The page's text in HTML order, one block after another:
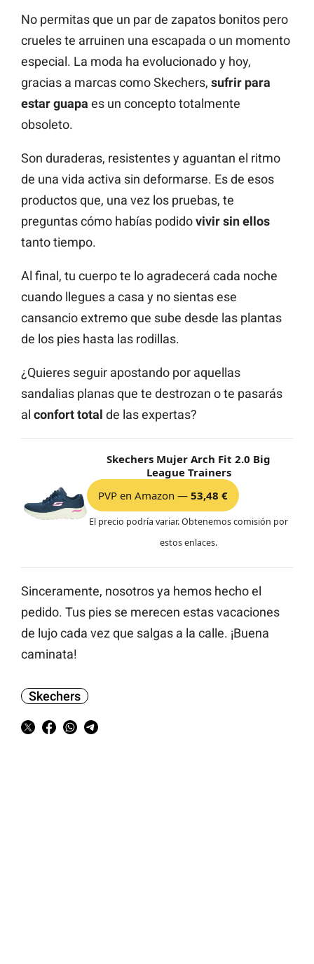
No permitas que un par de zapatos bonitos pero
crueles te arruinen una escapada o un momento
especial. La moda ha evolucionado y hoy,
gracias a marcas como Skechers, sufrir para
estar guapa es un concepto totalmente
obsoleto.
Son duraderas, resistentes y aguantan el ritmo
de una vida activa sin deformarse. Es de esos
productos que, una vez los pruebas, te
preguntas cómo habías podidovivir sin ellos
tanto tiempo.
Al final, tu cuerpo te lo agradecerá cada noche
cuando llegues a casa y no sientas ese
cansancio extremo que sube desde las plantas
de los pies hasta las rodillas.
¿Quieres seguir apostando por aquellas
sandalias planas que te destrozan o te pasarás
al confort total de las expertas?
Skechers Mujer Arch Fit 2.0 Big
League Trainers
PVP en Amazon — 53,48 €
El precio podría variar. Obtenemos comisión por
estos enlaces.
Sinceramente, nosotros ya hemos hecho el
pedido. Tus pies se merecen estas vacaciones
de lujo cada vez que salgas a la calle. ¡Buena
caminata!
Skechers